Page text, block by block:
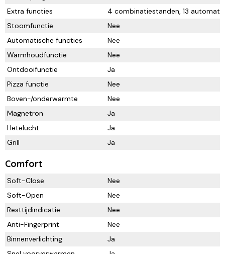
Extra functies
4 combinatiestanden, 13
Stoomfunctie
Nee
Automatische functies
Nee
Warmhoudfunctie
Nee
Ontdooifunctie
Ja
Pizza functie
Nee
Boven-/onderwarmte
Nee
Magnetron
Ja
Hetelucht
Ja
Grill
Ja
Comfort
Soft-Close
Nee
Soft-Open
Nee
Resttijdindicatie
Nee
Anti-Fingerprint
Nee
Binnenverlichting
Ja